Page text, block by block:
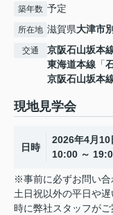
築年数 予定
所在地 滋賀県大津市
交通 京阪石山坂本
東海道本線 「
京阪石山坂本
現地見学会
日時
2026年4月10
10:00 ～
※事前に必ずお問い合
土日祝以外の平日や
時に弊社スタッフがご